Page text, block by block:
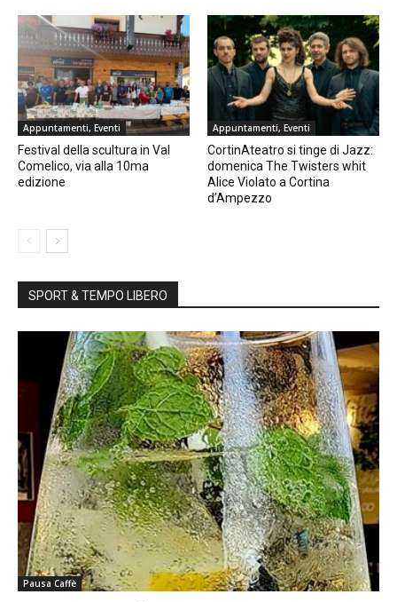
Appuntamenti, Eventi
Festival della scultura in Val
Comelico, via alla 10ma
edizione
Appuntamenti, Eventi
CortinAteatro si tinge di Jazz:
domenica The Twisters whit
Alice Violato a Cortina
d’Ampezzo
SPORT & TEMPO LIBERO
Pausa Caffè